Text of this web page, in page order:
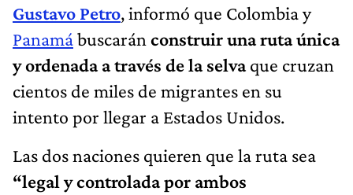
Gustavo Petro, informó que Colombia y
Panamábuscarán construir una ruta única
y ordenada a través de la selvaque cruzan
cientos de miles de migrantes en su
intento por llegar a Estados Unidos.
Las dos naciones quieren que la ruta sea
“legal y controlada por ambos